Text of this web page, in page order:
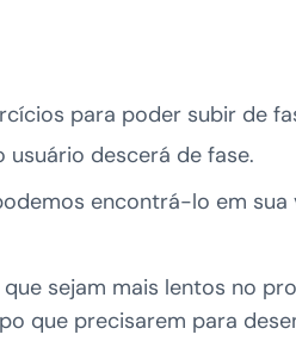
para poder subir de
usuário descerá de fase.
encontrá-lo em sua
sejam mais lentos no
que precisarem para